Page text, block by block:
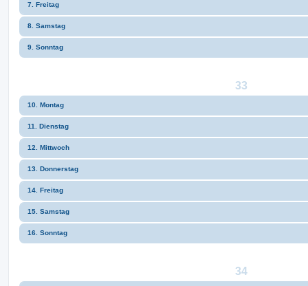
7. Freitag
8. Samstag
9. Sonntag
33
10. Montag
11. Dienstag
12. Mittwoch
13. Donnerstag
14. Freitag
15. Samstag
16. Sonntag
34